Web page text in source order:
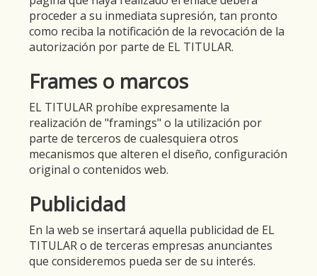
proceder a su inmediata supresión, tan pronto
como reciba la notificación de la revocación de la
autorización por parte de EL TITULAR.
Frames o marcos
EL TITULAR prohíbe expresamente la
realización de "framings" o la utilización por
parte de terceros de cualesquiera otros
mecanismos que alteren el diseño, configuración
original o contenidos web.
Publicidad
En la web se insertará aquella publicidad de EL
TITULAR o de terceras empresas anunciantes
que consideremos pueda ser de su interés.